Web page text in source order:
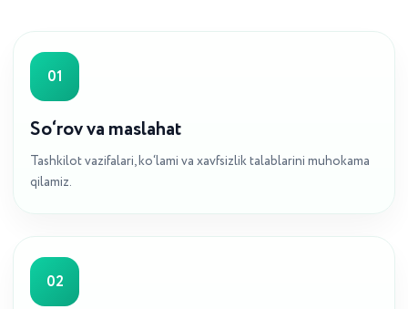
01
So‘rov va maslahat
Tashkilot vazifalari, ko‘lami va xavfsizlik talablarini muhokama
qilamiz.
02